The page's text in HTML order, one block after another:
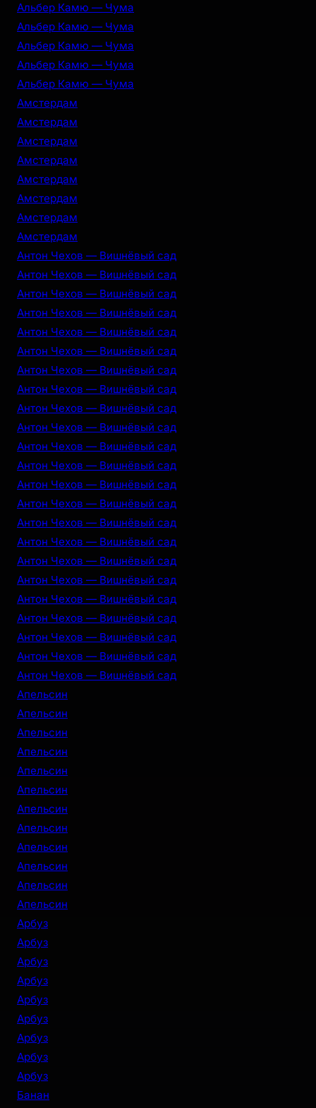
Альбер Камю — Чума
Альбер Камю — Чума
Альбер Камю — Чума
Альбер Камю — Чума
Альбер Камю — Чума
Амстердам
Амстердам
Амстердам
Амстердам
Амстердам
Амстердам
Амстердам
Амстердам
Антон Чехов — Вишнёвый сад
Антон Чехов — Вишнёвый сад
Антон Чехов — Вишнёвый сад
Антон Чехов — Вишнёвый сад
Антон Чехов — Вишнёвый сад
Антон Чехов — Вишнёвый сад
Антон Чехов — Вишнёвый сад
Антон Чехов — Вишнёвый сад
Антон Чехов — Вишнёвый сад
Антон Чехов — Вишнёвый сад
Антон Чехов — Вишнёвый сад
Антон Чехов — Вишнёвый сад
Антон Чехов — Вишнёвый сад
Антон Чехов — Вишнёвый сад
Антон Чехов — Вишнёвый сад
Антон Чехов — Вишнёвый сад
Антон Чехов — Вишнёвый сад
Антон Чехов — Вишнёвый сад
Антон Чехов — Вишнёвый сад
Антон Чехов — Вишнёвый сад
Антон Чехов — Вишнёвый сад
Антон Чехов — Вишнёвый сад
Антон Чехов — Вишнёвый сад
Апельсин
Апельсин
Апельсин
Апельсин
Апельсин
Апельсин
Апельсин
Апельсин
Апельсин
Апельсин
Апельсин
Апельсин
Арбуз
Арбуз
Арбуз
Арбуз
Арбуз
Арбуз
Арбуз
Арбуз
Арбуз
Банан